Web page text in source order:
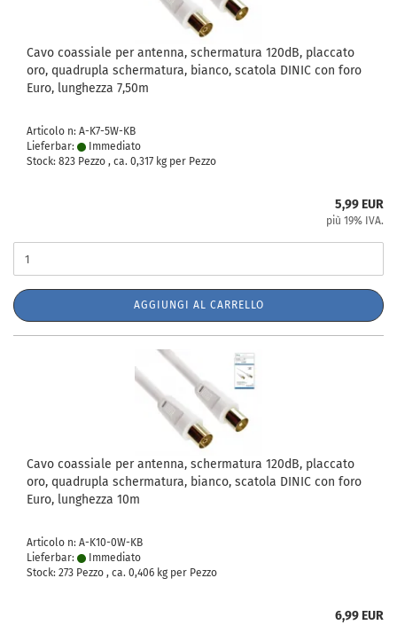
Cavo coassiale per antenna, schermatura 120dB, placcato
oro, quadrupla schermatura, bianco, scatola DINIC con foro
Euro, lunghezza 7,50m
Articolo n: A-K7-5W-KB
Lieferbar:
Immediato
Stock: 823 Pezzo , ca. 0,317 kg per Pezzo
5,99 EUR
più 19% IVA.
AGGIUNGI AL CARRELLO
Cavo coassiale per antenna, schermatura 120dB, placcato
oro, quadrupla schermatura, bianco, scatola DINIC con foro
Euro, lunghezza 10m
Articolo n: A-K10-0W-KB
Lieferbar:
Immediato
Stock: 273 Pezzo , ca. 0,406 kg per Pezzo
6,99 EUR